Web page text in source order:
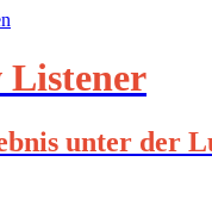
Listener
unter der